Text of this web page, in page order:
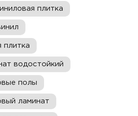
плитка
плитка
водостойкий
полы
ламинат